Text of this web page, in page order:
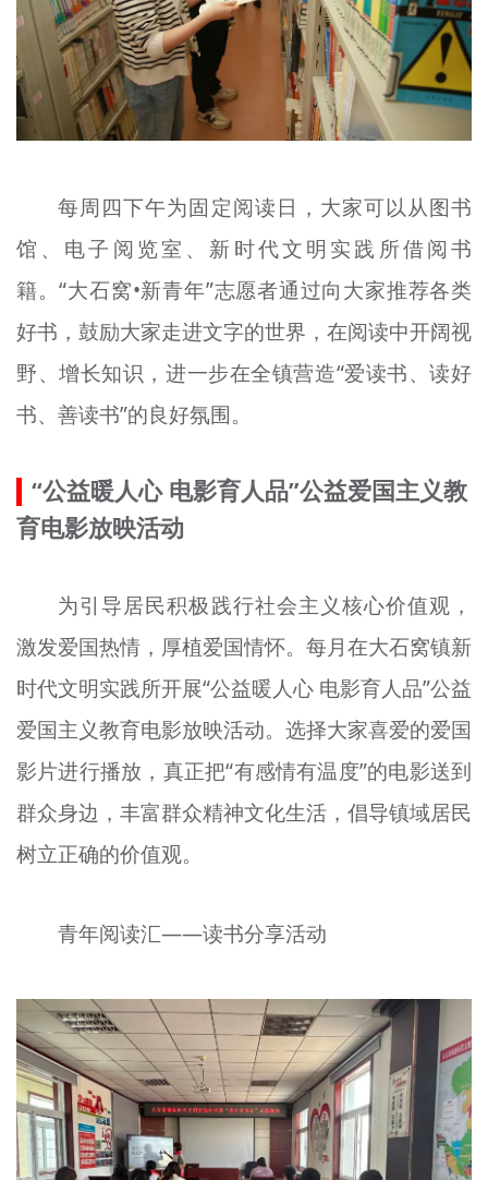
每周四下午为固定阅读日，大家可以从图书
馆、电子阅览室、新时代文明实践所借阅书
籍。“大石窝•新青年”志愿者通过向大家推荐各类
好书，鼓励大家走进文字的世界，在阅读中开阔视
野、增长知识，进一步在全镇营造“爱读书、读好
书、善读书”的良好氛围。
“公益暖人心 电影育人品”公益爱国主义教
育电影放映活动
为引导居民积极践行社会主义核心价值观，
激发爱国热情，厚植爱国情怀。每月在大石窝镇新
时代文明实践所开展“公益暖人心 电影育人品”公益
爱国主义教育电影放映活动。选择大家喜爱的爱国
影片进行播放，真正把“有感情有温度”的电影送到
群众身边，丰富群众精神文化生活，倡导镇域居民
树立正确的价值观。
青年阅读汇——读书分享活动